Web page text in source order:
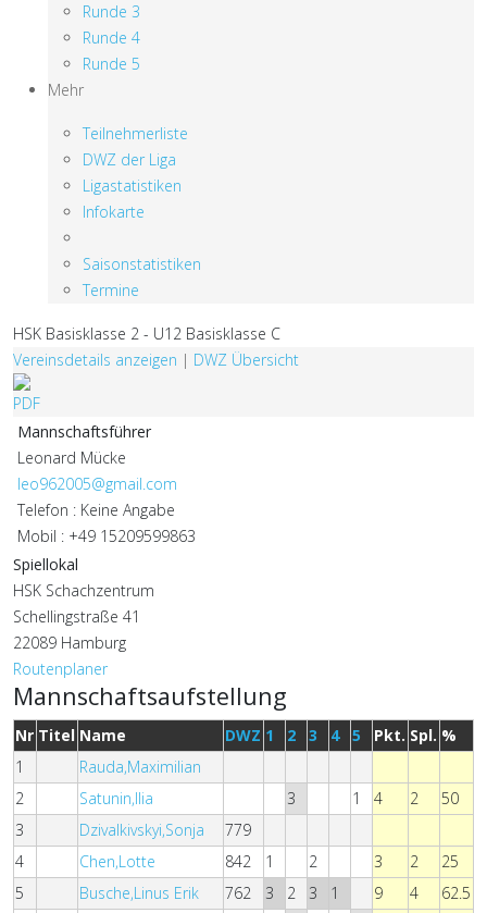
Runde 3
Runde 4
Runde 5
Mehr
Teilnehmerliste
DWZ der Liga
Ligastatistiken
Infokarte
Saisonstatistiken
Termine
HSK Basisklasse 2 - U12 Basisklasse C
Vereinsdetails anzeigen | DWZ Übersicht
Mannschaftsführer
Leonard Mücke
leo962005@gmail.com
Telefon : Keine Angabe
Mobil : +49 15209599863
Spiellokal
HSK Schachzentrum
Schellingstraße 41
22089 Hamburg
Routenplaner
Mannschaftsaufstellung
Nr Titel Name DWZ 1 2 3 4 5 Pkt. Spl. %
1
Rauda,Maximilian
2
Satunin,Ilia 3 1 4 2
50
3
Dzivalkivskyi,Sonja
779
4
Chen,Lotte 842 1 2 3 2
25
5
Busche,Linus Erik 762 3 2 3 1 9 4
62.5